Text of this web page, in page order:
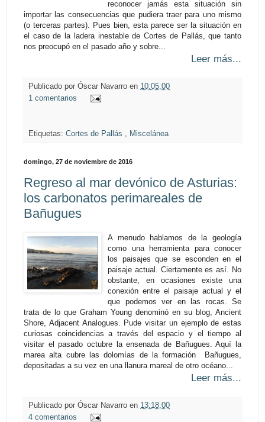
reconocer jamás esta situación sin
importar las consecuencias que pudiera traer para uno mismo
(o terceras partes). Pues bien, esta parece ser la situación en
el caso de la ladera inestable de Cortes de Pallás, que tanto
nos preocupó en el pasado año y sobre...
Leer más...
Publicado por Óscar Navarro en 10:05:00
1 comentarios
Etiquetas: Cortes de Pallás , Miscelánea
domingo, 27 de noviembre de 2016
Regreso al mar devónico de Asturias:
los carbonatos perimareales de
Bañugues
A menudo hablamos de la geología
como una herramienta para conocer
los paisajes que se esconden en el
paisaje actual. Ciertamente es así. No
obstante, en ocasiones existe una
conexión entre el paisaje actual y el
que podemos ver en las rocas. Se
trata de lo que Graham Young denominó en su blog, Ancient
Shore, Adjacent Analogues. Pude visitar un ejemplo de estas
curiosas coincidencias a través del espacio y el tiempo al
visitar el pasado octubre la ensenada de Bañugues. Aquí la
marea alta cubre las dolomías de la formación Bañugues,
depositadas a su vez en una llanura mareal de otro océano...
Leer más...
Publicado por Óscar Navarro en 13:18:00
4 comentarios